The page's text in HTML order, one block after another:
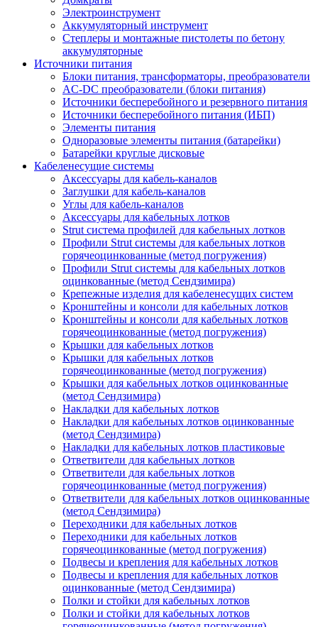
Электроинструмент
Аккумуляторный инструмент
Степлеры и монтажные пистолеты по бетону
аккумуляторные
Источники питания
Блоки питания, трансформаторы, преобразователи
AC-DC преобразователи (блоки питания)
Источники бесперебойного и резервного питания
Источники бесперебойного питания (ИБП)
Элементы питания
Одноразовые элементы питания (батарейки)
Батарейки круглые дисковые
Кабеленесущие системы
Аксессуары для кабель-каналов
Заглушки для кабель-каналов
Углы для кабель-каналов
Аксессуары для кабельных лотков
Strut система профилей для кабельных лотков
Профили Strut системы для кабельных лотков
горячеоцинкованные (метод погружения)
Профили Strut системы для кабельных лотков
оцинкованные (метод Сендзимира)
Крепежные изделия для кабеленесущих систем
Кронштейны и консоли для кабельных лотков
Кронштейны и консоли для кабельных лотков
горячеоцинкованные (метод погружения)
Крышки для кабельных лотков
Крышки для кабельных лотков
горячеоцинкованные (метод погружения)
Крышки для кабельных лотков оцинкованные
(метод Сендзимира)
Накладки для кабельных лотков
Накладки для кабельных лотков оцинкованные
(метод Сендзимира)
Накладки для кабельных лотков пластиковые
Ответвители для кабельных лотков
Ответвители для кабельных лотков
горячеоцинкованные (метод погружения)
Ответвители для кабельных лотков оцинкованные
(метод Сендзимира)
Переходники для кабельных лотков
Переходники для кабельных лотков
горячеоцинкованные (метод погружения)
Подвесы и крепления для кабельных лотков
Подвесы и крепления для кабельных лотков
оцинкованные (метод Сендзимира)
Полки и стойки для кабельных лотков
Полки и стойки для кабельных лотков